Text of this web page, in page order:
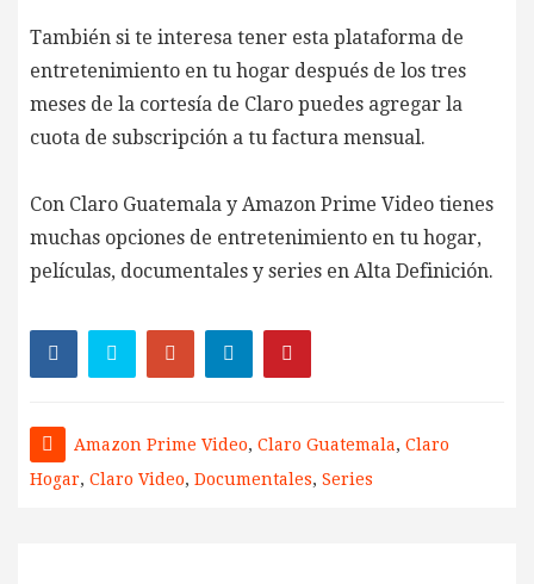
También si te interesa tener esta plataforma de
entretenimiento en tu hogar después de los tres
meses de la cortesía de Claro puedes agregar la
cuota de subscripción a tu factura mensual.
Con Claro Guatemala y Amazon Prime Video tienes
muchas opciones de entretenimiento en tu hogar,
películas, documentales y series en Alta Definición.
Amazon Prime Video, Claro Guatemala, Claro
Hogar, Claro Video, Documentales, Series